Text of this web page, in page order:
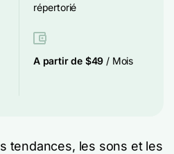
répertorié
A partir de $49 / Mois
tendances, les sons et les